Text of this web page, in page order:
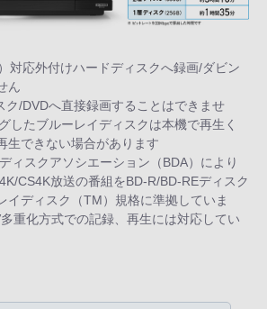
対応外付けハードディスクへ録画/ダビン
ん
ク/DVDへ直接録画することはできませ
したブルーレイディスクは本機で再生く
生できない場合があります
ィスクアソシエーション（BDA）により
CS4K放送の番組をBD-R/BD-REディスク
イディスク（TM）規格に準拠していま
重化方式での記録、再生には対応してい